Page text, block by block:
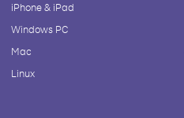
iPhone & iPad
Windows PC
Mac
Linux